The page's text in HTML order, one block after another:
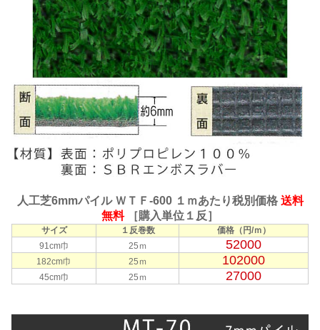
人工芝6mmパイル ＷＴＦ-600 １ｍあたり税別価格 送料
無料［購入単位１反］
サイズ １反巻数
価格（円/ｍ）
91cm巾
25ｍ 52000
182cm巾 25ｍ 102000
45cm巾 25ｍ 27000